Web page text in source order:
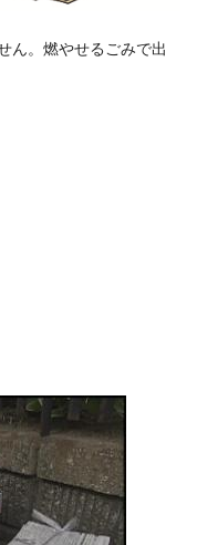
ん。燃やせるごみで出